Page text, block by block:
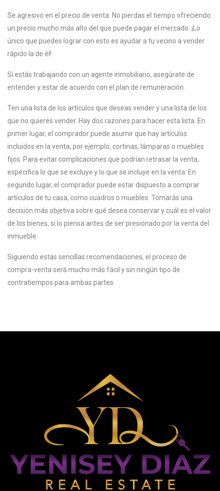
Se agresivo en el precio de venta. No pierdas el tiempo ofreciendo
un precio mucho más alto del que puede pagar el mercado. ¡Lo
único que puedes lograr con esto es ayudar a tu vecino a vender
rápido la de él!
Si estás trabajando con un agente inmobiliario, asegúrate de
entender y estar de acuerdo con el plan de remuneración.
Ten una lista de los artículos que deseas vender y una lista de los
que no quieres vender. Hay dos razones para hacer esta lista. En
primer lugar, el comprador puede asumir que hay artículos
incluidos en la venta, por ejemplo, cortinas, lámparas o muebles
fijos. Para evitar complicaciones que podrían retrasar la venta,
especifica lo que se excluye y lo que se incluye en la venta. En
segundo lugar, el comprador puede estar dispuesto a comprar
artículos de tu casa, como cuadros o muebles. Tomarás una
decisión más objetiva sobre qué desea conservar y cuál es el valor
de los bienes, si lo piensa antes de ser presionado por la venta del
inmueble.
Siguiendo estas sencillas recomendaciones, el proceso de
compra-venta será mucho más fácil y sin ningún tipo de
contratiempos para ambas partes.